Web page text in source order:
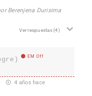
Berenjena Durisima
Ver respuestas(4)
EM Off
4 años hace